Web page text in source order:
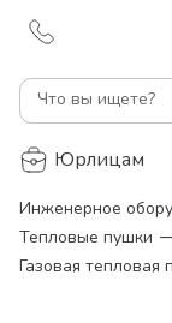
Что вы ищете?
Юрлицам
Инженерное
Тепловые пушки
Газовая тепловая